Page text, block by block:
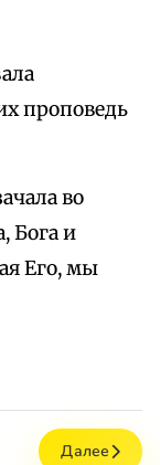
проповедь
во
Бога и
Его, мы
Далее